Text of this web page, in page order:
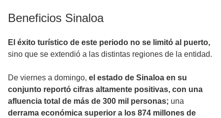
Beneficios Sinaloa
El éxito turístico de este periodo no se limitó al puerto,
sino que se extendió a las distintas regiones de la entidad.
De viernes a domingo, el estado de Sinaloa en su
conjunto reportó cifras altamente positivas, con una
afluencia total de más de 300 mil personas; una
derrama económica superior a los 874 millones de